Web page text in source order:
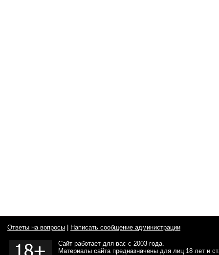
Ответы на вопросы Написать сообщение администрации
Сайт работает для вас с 2003 года.
Материалы сайта предназначены для лиц 18 лет и